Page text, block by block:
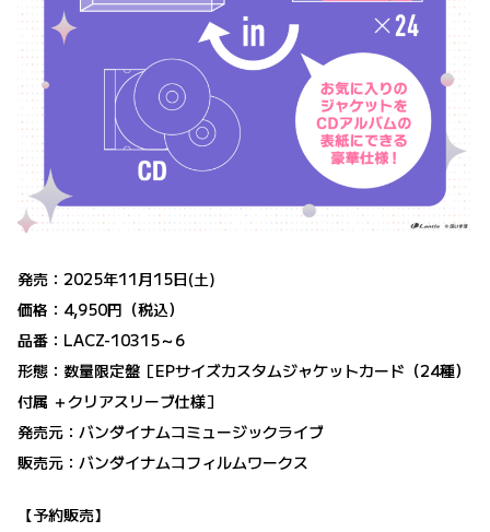
発売：2025年11月15日(土)
価格：4,950円（税込）
品番：LACZ-10315～6
形態：数量限定盤［EPサイズカスタムジャケットカード（24種）
付属 ＋クリアスリーブ仕様］
発売元：バンダイナムコミュージックライブ
販売元：バンダイナムコフィルムワークス
【予約販売】